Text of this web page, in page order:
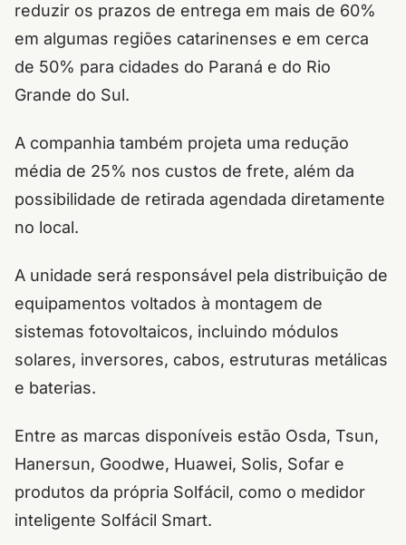
reduzir os prazos de entrega em mais de 60%
em algumas regiões catarinenses e em cerca
de 50% para cidades do Paraná e do Rio
Grande do Sul.
A companhia também projeta uma redução
média de 25% nos custos de frete, além da
possibilidade de retirada agendada diretamente
no local.
A unidade será responsável pela distribuição de
equipamentos voltados à montagem de
sistemas fotovoltaicos, incluindo módulos
solares, inversores, cabos, estruturas metálicas
e baterias.
Entre as marcas disponíveis estão Osda, Tsun,
Hanersun, Goodwe, Huawei, Solis, Sofar e
produtos da própria Solfácil, como o medidor
inteligente Solfácil Smart.